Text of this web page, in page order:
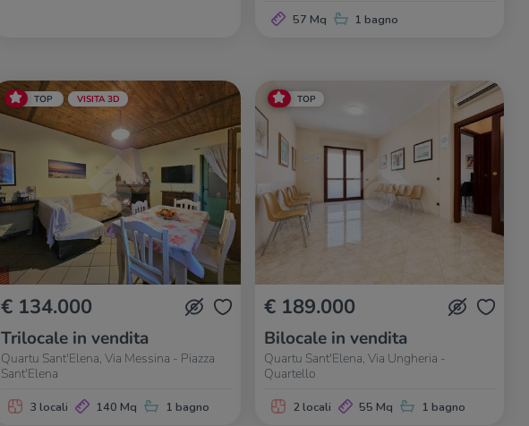
57 Mq 1 bagno
TOP VISITA 3D
€ 134.000
Trilocale in vendita
Quartu Sant'Elena, Via Messina - Piazza
Sant'Elena
3 locali 140 Mq 1 bagno
TOP
€ 189.000
Bilocale in vendita
Quartu Sant'Elena, Via Ungheria -
Quartello
2 locali 55 Mq 1 bagno